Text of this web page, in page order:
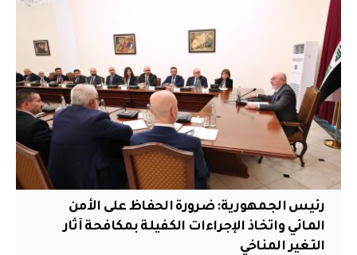
رئيس الجمهورية: ضرورة الحفاظ على الأمن
المائي واتخاذ الإجراءات الكفيلة بمكافحة آثار
التغير المناخي